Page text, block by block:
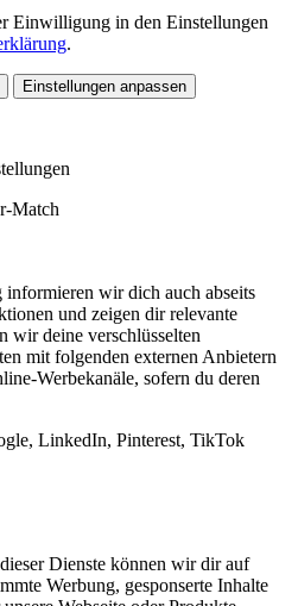
Einwilligung in den Einstellungen
.
Einstellungen anpassen
Match
wir dich auch abseits
und zeigen dir relevante
wir deine verschlüsselten
mit folgenden externen Anbietern
Werbekanäle, sofern du deren
LinkedIn, Pinterest, TikTok
Dienste können wir dir auf
Werbung, gesponserte Inhalte